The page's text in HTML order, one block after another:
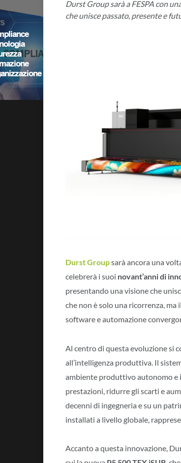
Durst Group sarà a FESPA con
che unisce passato, presente e
Durst Groupsarà ancora una
celebrerà i suoi novant’anni di
presentando una visione che
che non è solo una ricorrenza,
software e automazione
Al centro di questa evoluzione si
all’intelligenza produttiva. Il
ambiente produttivo autonomo e
prestazioni, ridurre gli scarti e
decenni di ingegneria e su un
installati a livello globale,
Accanto a questa innovazione,